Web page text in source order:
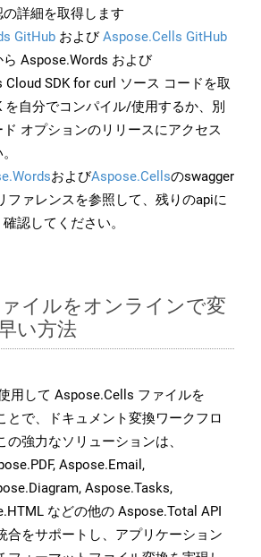
の詳細を取得します
GitHub およびAspose.Cells GitHub
ら Aspose.Words および
Cloud SDK for curl ソース コードを取
を自分でコンパイル/使用するか、別
オプションのリリースにアクセス
およびAspose.Cellsのswagger
ファレンスを参照して、残りのapiに
認してください。
ァイルをオンラインで変
い方法
用して Aspose.Cells ファイルを
とで、ドキュメント変換ワークフロ
の強力なソリューションは、
Aspose.Email,
Aspose.Tasks,
などの他の Aspose.Total API
合をサポートし、アプリケーション